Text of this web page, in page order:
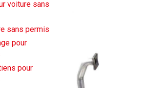
voiture sans
sans permis
pour
pour